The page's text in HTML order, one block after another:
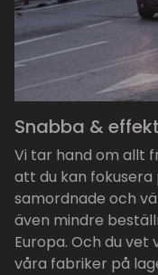
Snabba &
Vi tar hand om allt
att du kan
samordnade och
även mindre
Europa. Och du
våra fabriker på